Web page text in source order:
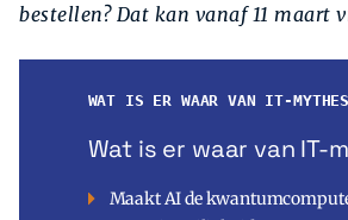
bestellen? Dat kan vanaf 11 maart
WAT IS ER WAAR VAN IT-
Wat is er waar van IT-
Maakt AI de